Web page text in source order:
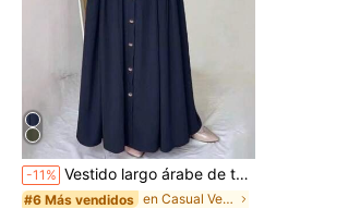
-11% Vestido largo árabe de talla grande para mujer, unicolor, manga farol, abotonado sencillo, modesto y casual para primavera y otoño
#6 Más vendidos en Casual Vestidos árabes de talla grande